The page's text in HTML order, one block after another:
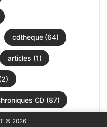
cdtheque (64)
articles (1)
CD (87)
© 2026